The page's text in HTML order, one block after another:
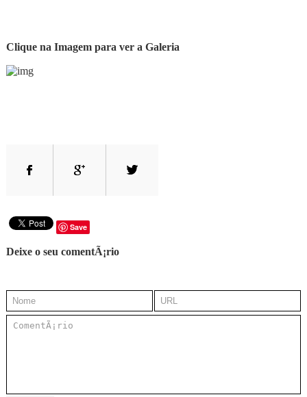
Clique na Imagem para ver a Galeria
Save
Deixe o seu comentÃ¡rio